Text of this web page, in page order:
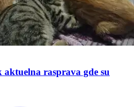
rasprava gde su